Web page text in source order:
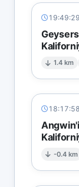
19:49:29
1.4 km
18:17:58
-0.4 km